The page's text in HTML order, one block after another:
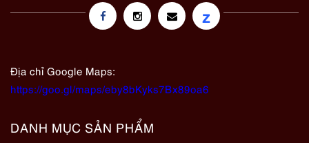
z
Địa chỉ Google Maps:
https://goo.gl/maps/eby8bKyks7Bx89oa6
DANH MỤC SẢN PHẨM